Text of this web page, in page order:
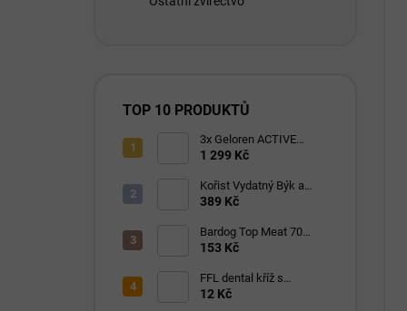
TOP 10 PRODUKTŮ
3x Geloren ACTIVE
pomeranč 400g (3x90
1 299 Kč
Kořist Vydatný Býk a
Krocan pro aktivní psy
389 Kč
Bardog Top Meat 70
granule lisované za
153 Kč
FFL dental kříž s
eukalyptem 1 ks
12 Kč